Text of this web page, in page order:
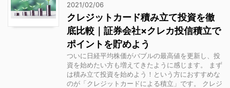
2021/02/06
クレジットカード積み立て投資を徹
底比較｜証券会社×クレカ投信積立で
ポイントを貯めよう
ついに日経平均株価がバブルの最高値を更新し、投
資を始めたい方も増えてきたように感じます。 まず
は積み立て投資を始めよう！という方におすすめな
のが「クレジットカードによる積立」です。 クレジ